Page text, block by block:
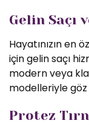
Gelin Saçı
Hayatınızın en
için gelin saçı
modern veya
modelleriyle göz
Protez